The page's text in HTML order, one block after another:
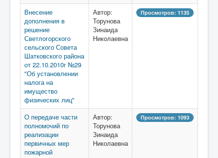
Внесение
дополнения в
решение
Светлогорского
сельского Совета
Шатковского района
от 22.10.2010г №29
"Об установлении
налога на
имущество
физических лиц"
Автор:
Торунова
Зинаида
Николаевна
Просмотров: 1135
О передаче части
полномочий по
реализации
первичных мер
пожарной
Автор:
Торунова
Зинаида
Николаевна
Просмотров: 1093